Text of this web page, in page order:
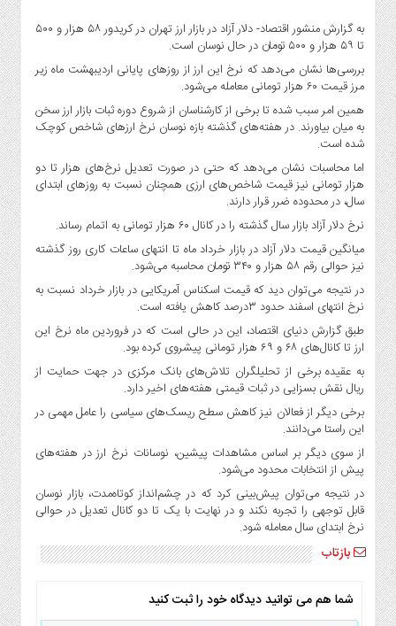
فن
آوری
،
بیمه
و
ارز
دیجیتال
کشاورزی
و
صنایع
غذایی
سیاسی
و
بین
الملل
نگاه
روز
گوناگون
به گزارش منشور اقتصاد- دلار آزاد در بازار ارز تهران در کریدور ۵۸ هزار و ۵۰۰
تا ۵۹ هزار و ۵۰۰ تومان در حال نوسان است.
بررسی‌ها نشان می‌دهد که نرخ این ارز از روز‌های پایانی اردیبهشت ماه زیر
مرز قیمت ۶۰ هزار تومانی معامله می‌شود.
همین امر سبب شده تا برخی از کارشناسان از شروع دوره ثبات بازار ارز سخن
به میان بیاورند. در هفته‌های گذشته بازه نوسان نرخ ارز‌های شاخص کوچک
شده است.
اما محاسبات نشان می‌دهد که حتی در صورت تعدیل نرخ‌های هزار تا دو
هزار تومانی نیز قیمت شاخص‌های ارزی همچنان نسبت به روز‌های ابتدای
سال، در محدوده ضرر قرار دارند.
نرخ دلار آزاد بازار سال گذشته را در کانال ۶۰ هزار تومانی به اتمام رساند.
میانگین قیمت دلار آزاد در بازار خرداد ماه تا انتهای ساعات کاری روز گذشته
نیز حوالی رقم ۵۸ هزار و ۳۴۰ تومان محاسبه می‌شود.
در نتیجه می‌توان‌ دید که قیمت اسکناس آمریکایی در بازار خرداد نسبت به
نرخ انتهای اسفند حدود ۳درصد کاهش یافته است.
طبق گزارش دنیای اقتصاد، این در حالی است که در فروردین ماه نرخ این
ارز تا کانال‌های ۶۸ و ۶۹ هزار تومانی پیشروی کرده بود.
به عقیده برخی از تحلیلگران تلاش‌های بانک مرکزی در جهت حمایت از
ریال نقش بسزایی در ثبات قیمتی هفته‌های اخیر دارد.
برخی دیگر از فعالان نیز کاهش سطح ریسک‌های سیاسی را عامل مهمی در
این راستا می‌دانند.
از سوی دیگر بر اساس مشاهدات پیشین، نوسانات نرخ ارز در هفته‌های
پیش از انتخابات محدود می‌شود.
در نتیجه می‌توان‌ پیش‌بینی کرد که در چشم‌انداز کوتاه‌مدت، بازار نوسان
قابل توجهی را تجربه نکند و در نهایت با یک تا دو کانال تعدیل در حوالی
نرخ ابتدای سال معامله شود.
بازتاب
شما هم می توانید دیدگاه خود را ثبت کنید